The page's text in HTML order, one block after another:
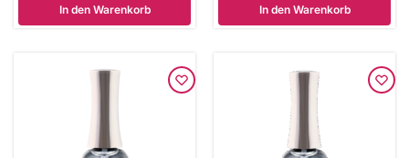
In den Warenkorb In den Warenkorb